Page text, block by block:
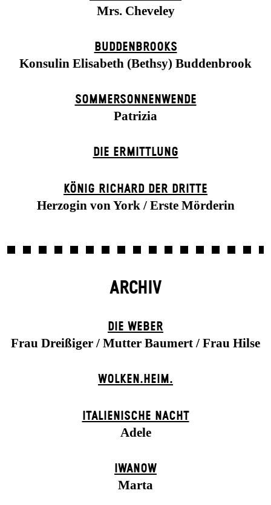
Mrs. Cheveley
BUDDENBROOKS
Konsulin Elisabeth (Bethsy) Buddenbrook
SOMMER­SONNEN­WENDE
Patrizia
DIE ERMITTLUNG
KÖNIG RICHARD DER DRITTE
Herzogin von York / Erste Mörderin
ARCHIV
DIE WEBER
Frau Dreißiger / Mutter Baumert / Frau Hilse
WOLKEN.HEIM.
ITALIENISCHE NACHT
Adele
IWANOW
Marta